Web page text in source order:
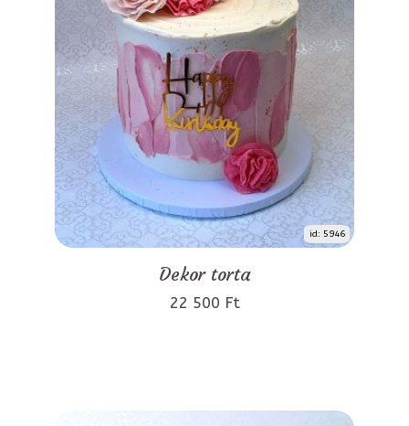
id: 5946
Dekor torta
22 500 Ft